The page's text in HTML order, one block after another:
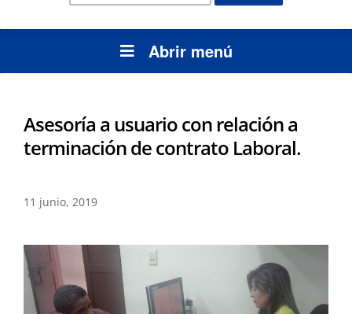
Abrir menú
Asesoría a usuario con relación a
terminación de contrato Laboral.
11 junio, 2019